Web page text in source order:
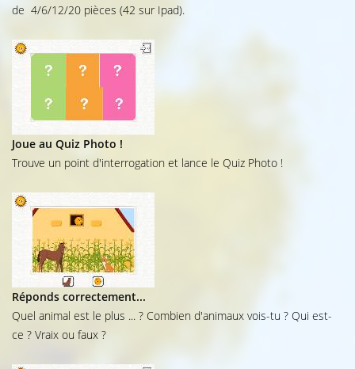
de 4/6/12/20 pièces (42 sur Ipad).
Joue au Quiz Photo !
Trouve un point d'interrogation et lance le Quiz Photo !
Réponds correctement...
Quel animal est le plus ... ? Combien d'animaux vois-tu ? Qui est-
ce ? Vraix ou faux ?